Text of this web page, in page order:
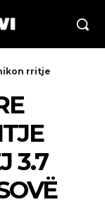
rritje
3.7